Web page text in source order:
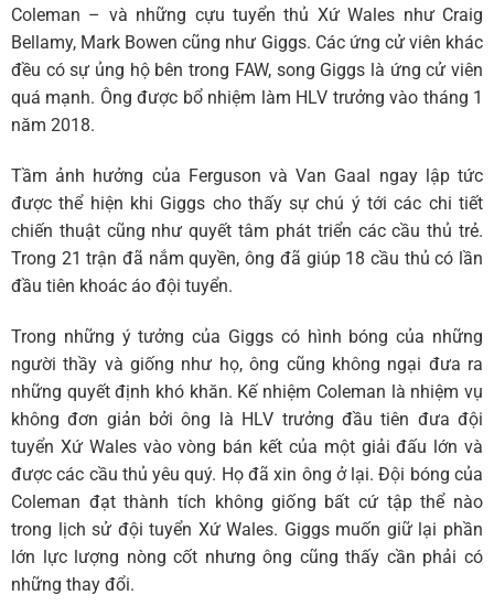
Coleman – và những cựu tuyển thủ Xứ Wales như Craig
Bellamy, Mark Bowen cũng như Giggs. Các ứng cử viên khác
đều có sự ủng hộ bên trong FAW, song Giggs là ứng cử viên
quá mạnh. Ông được bổ nhiệm làm HLV trưởng vào tháng 1
năm 2018.
Tầm ảnh hưởng của Ferguson và Van Gaal ngay lập tức
được thể hiện khi Giggs cho thấy sự chú ý tới các chi tiết
chiến thuật cũng như quyết tâm phát triển các cầu thủ trẻ.
Trong 21 trận đã nắm quyền, ông đã giúp 18 cầu thủ có lần
đầu tiên khoác áo đội tuyển.
Trong những ý tưởng của Giggs có hình bóng của những
người thầy và giống như họ, ông cũng không ngại đưa ra
những quyết định khó khăn. Kế nhiệm Coleman là nhiệm vụ
không đơn giản bởi ông là HLV trưởng đầu tiên đưa đội
tuyển Xứ Wales vào vòng bán kết của một giải đấu lớn và
được các cầu thủ yêu quý. Họ đã xin ông ở lại. Đội bóng của
Coleman đạt thành tích không giống bất cứ tập thể nào
trong lịch sử đội tuyển Xứ Wales. Giggs muốn giữ lại phần
lớn lực lượng nòng cốt nhưng ông cũng thấy cần phải có
những thay đổi.